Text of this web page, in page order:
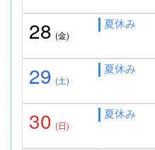
28 (金)
夏休み
29 (土)
夏休み
30 (日)
夏休み